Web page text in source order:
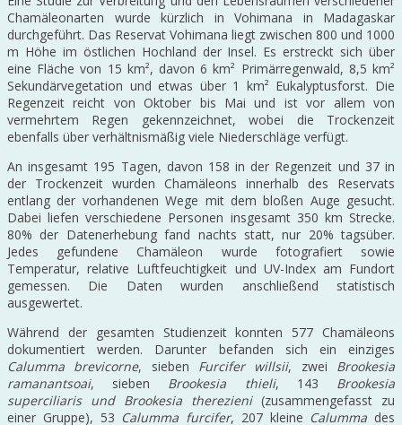
Chamäleonarten wurde kürzlich in Vohimana in Madagaskar
durchgeführt. Das Reservat Vohimana liegt zwischen 800 und 1000
m Höhe im östlichen Hochland der Insel. Es erstreckt sich über
eine Fläche von 15 km², davon 6 km² Primärregenwald, 8,5 km²
Sekundärvegetation und etwas über 1 km² Eukalyptusforst. Die
Regenzeit reicht von Oktober bis Mai und ist vor allem von
vermehrtem Regen gekennzeichnet, wobei die Trockenzeit
ebenfalls über verhältnismäßig viele Niederschläge verfügt.
An insgesamt 195 Tagen, davon 158 in der Regenzeit und 37 in
der Trockenzeit wurden Chamäleons innerhalb des Reservats
entlang der vorhandenen Wege mit dem bloßen Auge gesucht.
Dabei liefen verschiedene Personen insgesamt 350 km Strecke.
80% der Datenerhebung fand nachts statt, nur 20% tagsüber.
Jedes gefundene Chamäleon wurde fotografiert sowie
Temperatur, relative Luftfeuchtigkeit und UV-Index am Fundort
gemessen. Die Daten wurden anschließend statistisch
ausgewertet.
Während der gesamten Studienzeit konnten 577 Chamäleons
dokumentiert werden. Darunter befanden sich ein einziges
Calumma brevicorne, sieben Furcifer willsii, zwei Brookesia
ramanantsoai, sieben Brookesia thieli, 143 Brookesia
superciliaris und Brookesia therezieni(zusammengefasst zu
einer Gruppe), 53 Calumma furcifer, 207 kleine Calumma des